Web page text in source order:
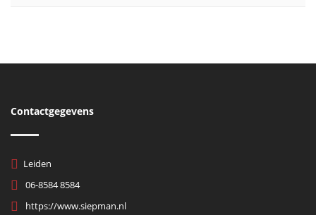
Contactgegevens
Leiden
06-8584 8584
https://www.siepman.nl